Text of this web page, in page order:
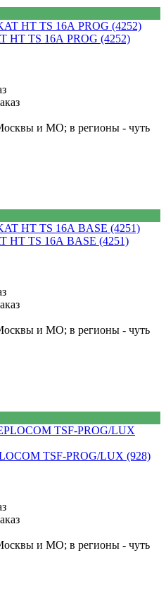
HT TS 16А PROG (4252)
и МО; в регионы - чуть
HT TS 16А BASE (4251)
и МО; в регионы - чуть
TSF-PROG/LUX (928)
и МО; в регионы - чуть